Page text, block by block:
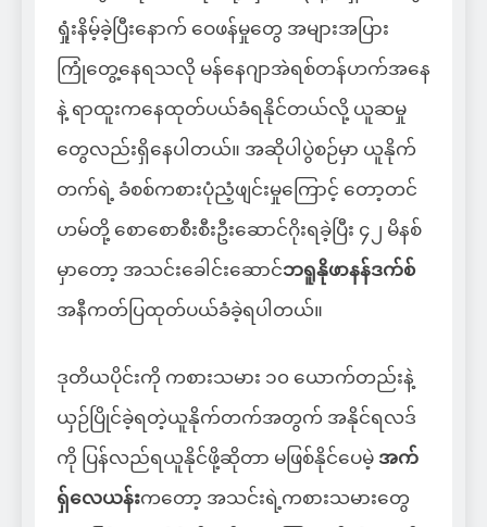
ရှုံးနိမ့်ခဲ့ပြီးနောက် ဝေဖန်မှုတွေ အများအပြား
ကြုံတွေ့နေရသလို မန်နေဂျာအဲရစ်တန်ဟက်အနေ
နဲ့ ရာထူးကနေထုတ်ပယ်ခံရနိုင်တယ်လို့ ယူဆမှု
တွေလည်းရှိနေပါတယ်။ အဆိုပါပွဲစဉ်မှာ ယူနိုက်
တက်ရဲ့ ခံစစ်ကစားပုံညံ့ဖျင်းမှုကြောင့် တော့တင်
ဟမ်တို့ စောစောစီးစီးဦးဆောင်ဂိုးရခဲ့ပြီး ၄၂ မိနစ်
မှာတော့ အသင်းခေါင်းဆောင်ဘရူနိုဖာနန်ဒက်စ်
အနီကတ်ပြထုတ်ပယ်ခံခဲ့ရပါတယ်။
ဒုတိယပိုင်းကို ကစားသမား ၁၀ ယောက်တည်းနဲ့
ယှဉ်ပြိုင်ခဲ့ရတဲ့ယူနိုက်တက်အတွက် အနိုင်ရလဒ်
ကို ပြန်လည်ရယူနိုင်ဖို့ဆိုတာ မဖြစ်နိုင်ပေမဲ့ အက်
ရှ်လေယန်းကတော့ အသင်းရဲ့ကစားသမားတွေ